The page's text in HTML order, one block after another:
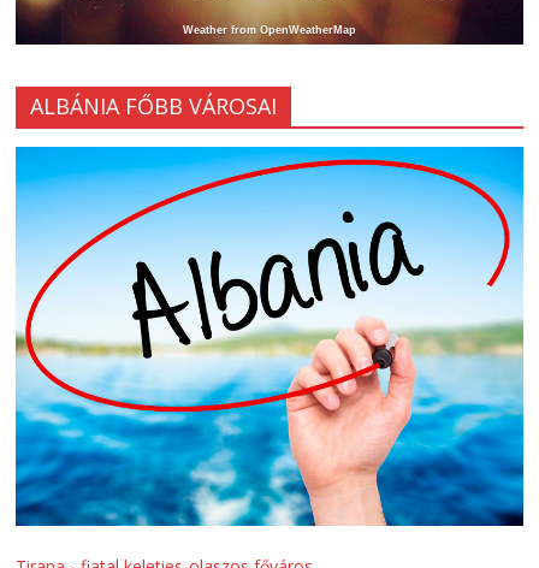
Weather from OpenWeatherMap
ALBÁNIA FŐBB VÁROSAI